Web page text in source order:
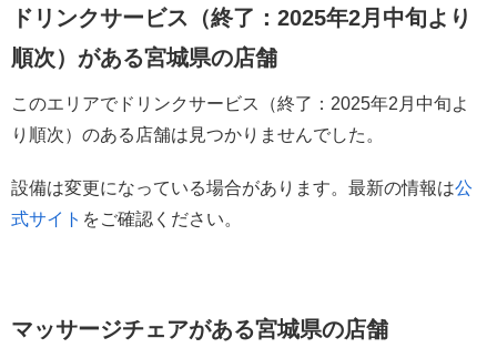
ドリンクサービス（終了：2025年2月中旬より
順次）がある宮城県の店舗
このエリアでドリンクサービス（終了：2025年2月中旬よ
り順次）のある店舗は見つかりませんでした。
設備は変更になっている場合があります。最新の情報は公
式サイト をご確認ください。
マッサージチェアがある宮城県の店舗